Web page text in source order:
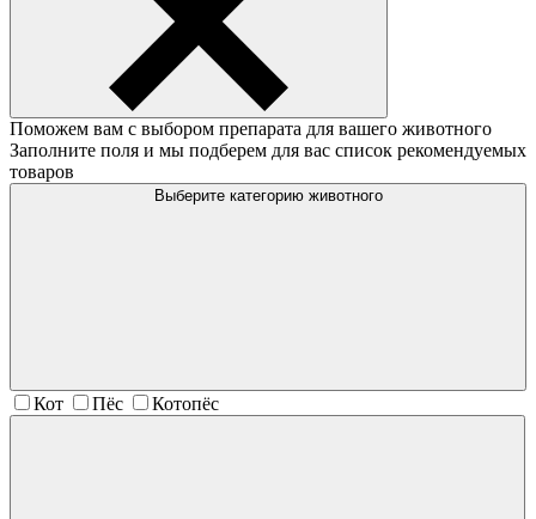
Поможем вам с выбором препарата для вашего животного
Заполните поля и мы подберем для вас список рекомендуемых
товаров
Выберите категорию животного
Кот Пёс Котопёс